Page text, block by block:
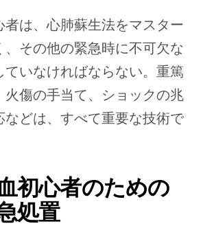
者は、心肺蘇生法をマスター
、その他の緊急時に不可欠な
ていなければならない。重篤
火傷の手当て、ショックの兆
などは、すべて重要な技術で
初心者のための
処置